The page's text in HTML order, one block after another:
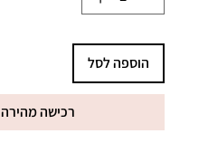
הוספה לסל
רכישה מהירה